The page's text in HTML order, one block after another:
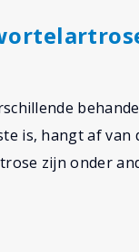
is, hangt af
zijn onder